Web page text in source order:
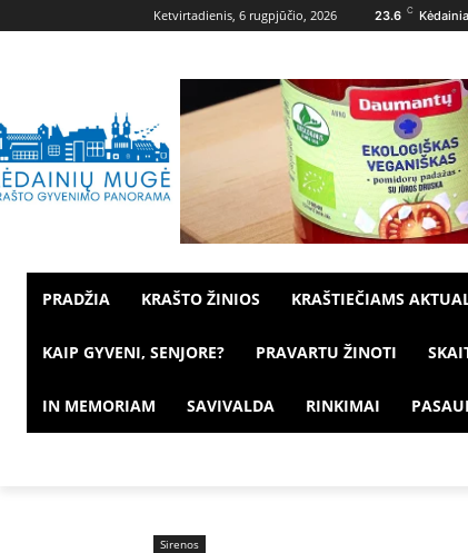
Ketvirtadienis, 6 rugpjūčio, 2026 23.6 C
PRADŽIA KRAŠTO ŽINIOS KRAŠTIEČIAMS
KAIP GYVENI, SENJORE? PRAVARTU ŽINOTI
IN MEMORIAM SAVIVALDA RINKIMAI
Sirenos